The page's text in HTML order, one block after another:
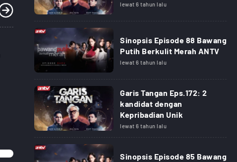
lewat 6 tahun lalu
Sinopsis Episode 88 Bawang
Putih Berkulit Merah ANTV
lewat 6 tahun lalu
Garis Tangan Eps.172: 2
kandidat dengan
Kepribadian Unik
lewat 6 tahun lalu
Sinopsis Episode 85 Bawang